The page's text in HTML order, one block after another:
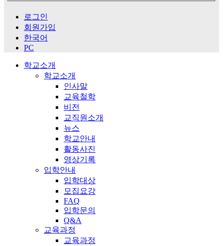
로그인
회원가입
한국어
PC
학교소개
학교소개
인사말
교육철학
비전
교직원소개
뉴스
학교안내
활동사진
영상기록
입학안내
입학대상
모집요강
FAQ
입학문의
Q&A
교육과정
교육과정